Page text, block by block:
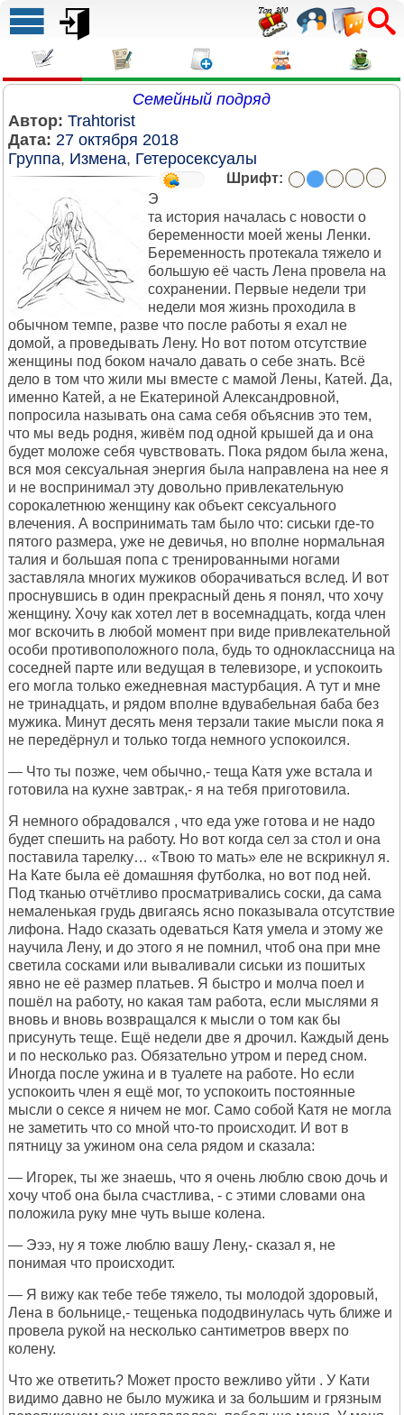
Семейный подряд
Автор: Trahtorist
Дата: 27 октября 2018
Группа, Измена, Гетеросексуалы
Шрифт:
Э
та история началась с новости о
беременности моей жены Ленки.
Беременность протекала тяжело и
большую её часть Лена провела на
сохранении. Первые недели три
недели моя жизнь проходила в
обычном темпе, разве что после работы я ехал не
домой, а проведывать Лену. Но вот потом отсутствие
женщины под боком начало давать о себе знать. Всё
дело в том что жили мы вместе с мамой Лены, Катей. Да,
именно Катей, а не Екатериной Александровной,
попросила называть она сама себя объяснив это тем,
что мы ведь родня, живём под одной крышей да и она
будет моложе себя чувствовать. Пока рядом была жена,
вся моя сексуальная энергия была направлена на нее я
и не воспринимал эту довольно привлекательную
сорокалетнюю женщину как объект сексуального
влечения. А воспринимать там было что: сиськи где-то
пятого размера, уже не девичья, но вполне нормальная
талия и большая попа с тренированными ногами
заставляла многих мужиков оборачиваться вслед. И вот
проснувшись в один прекрасный день я понял, что хочу
женщину. Хочу как хотел лет в восемнадцать, когда член
мог вскочить в любой момент при виде привлекательной
особи противоположного пола, будь то одноклассница на
соседней парте или ведущая в телевизоре, и успокоить
его могла только ежедневная мастурбация. А тут и мне
не тринадцать, и рядом вполне вдувабельная баба без
мужика. Минут десять меня терзали такие мысли пока я
не передёрнул и только тогда немного успокоился.
— Что ты позже, чем обычно,- теща Катя уже встала и
готовила на кухне завтрак,- я на тебя приготовила.
Я немного обрадовался , что еда уже готова и не надо
будет спешить на работу. Но вот когда сел за стол и она
поставила тарелку… «Твою то мать» еле не вскрикнул я.
На Кате была её домашняя футболка, но вот под ней.
Под тканью отчётливо просматривались соски, да сама
немаленькая грудь двигаясь ясно показывала отсутствие
лифона. Надо сказать одеваться Катя умела и этому же
научила Лену, и до этого я не помнил, чтоб она при мне
светила сосками или вываливали сиськи из пошитых
явно не её размер платьев. Я быстро и молча поел и
пошёл на работу, но какая там работа, если мыслями я
вновь и вновь возвращался к мысли о том как бы
присунуть теще. Ещё недели две я дрочил. Каждый день
и по несколько раз. Обязательно утром и перед сном.
Иногда после ужина и в туалете на работе. Но если
успокоить член я ещё мог, то успокоить постоянные
мысли о сексе я ничем не мог. Само собой Катя не могла
не заметить что со мной что-то происходит. И вот в
пятницу за ужином она села рядом и сказала:
— Игорек, ты же знаешь, что я очень люблю свою дочь и
хочу чтоб она была счастлива, - с этими словами она
положила руку мне чуть выше колена.
— Эээ, ну я тоже люблю вашу Лену,- сказал я, не
понимая что происходит.
— Я вижу как тебе тебе тяжело, ты молодой здоровый,
Лена в больнице,- тещенька пододвинулась чуть ближе и
провела рукой на несколько сантиметров вверх по
колену.
Что же ответить? Может просто вежливо уйти . У Кати
видимо давно не было мужика и за большим и грязным